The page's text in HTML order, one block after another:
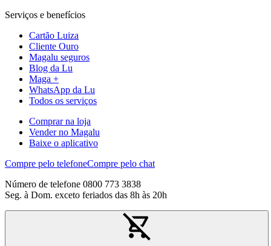
Serviços e benefícios
Cartão Luiza
Cliente Ouro
Magalu seguros
Blog da Lu
Maga +
WhatsApp da Lu
Todos os serviços
Comprar na loja
Vender no Magalu
Baixe o aplicativo
Compre pelo telefoneCompre pelo chat
Número de telefone 0800 773 3838
Seg. à Dom. exceto feriados das 8h às 20h